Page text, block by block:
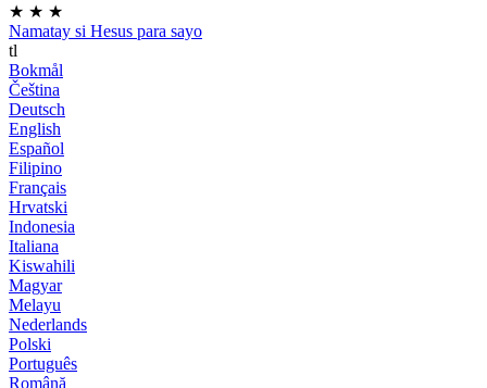
★ ★ ★
Namatay si Hesus para sayo
tl
Bokmål
Čeština
Deutsch
English
Español
Filipino
Français
Hrvatski
Indonesia
Italiana
Kiswahili
Magyar
Melayu
Nederlands
Polski
Português
Română